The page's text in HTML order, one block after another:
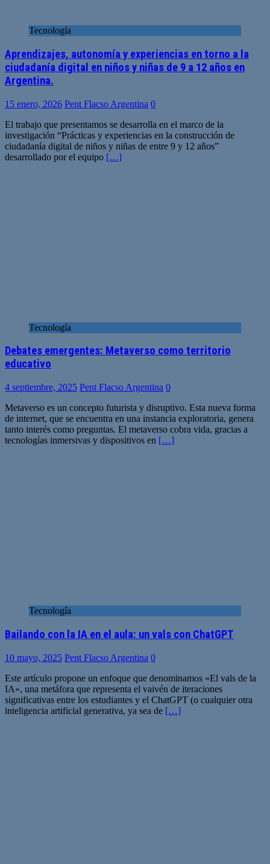
Tecnología
Aprendizajes, autonomía y experiencias en torno a la
ciudadanía digital en niños y niñas de 9 a 12 años en
Argentina.
15 enero, 2026 Pent Flacso Argentina 0
El trabajo que presentamos se desarrolla en el marco de la
investigación “Prácticas y experiencias en la construcción de
ciudadanía digital de niños y niñas de entre 9 y 12 años”
desarrollado por el equipo […]
Tecnología
Debates emergentes: Metaverso como territorio
educativo
4 septiembre, 2025 Pent Flacso Argentina 0
Metaverso es un concepto futurista y disruptivo. Esta nueva forma
de internet, que se encuentra en una instancia exploratoria, genera
tanto interés como preguntas. El metaverso cobra vida, gracias a
tecnologías inmersivas y dispositivos en […]
Tecnología
Bailando con la IA en el aula: un vals con ChatGPT
10 mayo, 2025 Pent Flacso Argentina 0
Este artículo propone un enfoque que denominamos «El vals de la
IA», una metáfora que representa el vaivén de iteraciones
significativas entre los estudiantes y el ChatGPT (o cualquier otra
inteligencia artificial generativa, ya sea de […]